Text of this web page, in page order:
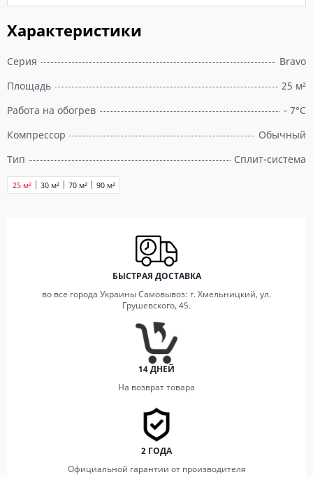
Характеристики
Серия
Bravo
Площадь
25 м²
Работа на обогрев
- 7°C
Компрессор
Обычный
Тип
Сплит-система
25 м² 30 м² 70 м² 90 м²
БЫСТРАЯ ДОСТАВКА
во все города Украины Самовывоз: г. Хмельницкий, ул.
Грушевского, 45.
14 ДНЕЙ
На возврат товара
2 ГОДА
Официальной гарантии от производителя